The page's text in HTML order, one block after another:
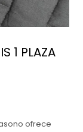
1 PLAZA
ofrece